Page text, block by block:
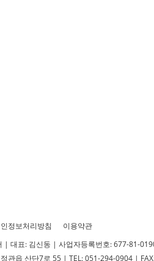
정보처리방침
이용약관
| 대표: 김신동 | 사업자등록번호: 677-81-
관읍 산단7로 55 | TEL: 051-294-0904 |